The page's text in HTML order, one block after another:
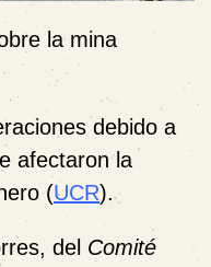
la mina
debido a
afectaron la
(UCR).
del Comité